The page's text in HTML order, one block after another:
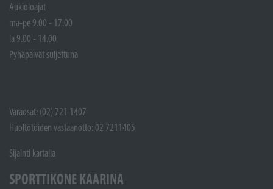
Aukioloajat
ma-pe 9.00 - 17.00
la 9.00 - 14.00
Pyhäpäivät suljettuna
Varaosat: (02) 721 1407
Huoltotöiden vastaanotto: 02 7211405
Sijainti kartalla
SPORTTIKONE KAARINA